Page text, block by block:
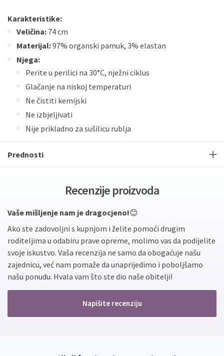
Karakteristike:
Veličina: 74 cm
Materijal:97% organski pamuk, 3% elastan
Njega:
Perite u perilici na 30°C, nježni ciklus
Glačanje na niskoj temperaturi
Ne čistiti kemijski
Ne izbjeljivati
Nije prikladno za sušilicu rublja
Prednosti
Recenzije proizvoda
Vaše mišljenje nam je dragocjeno!😊
Ako ste zadovoljni s kupnjom i želite pomoći drugim
roditeljima u odabiru prave opreme, molimo vas da podijelite
svoje iskustvo. Vaša recenzija ne samo da obogaćuje našu
zajednicu, već nam pomaže da unaprijedimo i poboljšamo
našu ponudu. Hvala vam što ste dio naše obitelji!
Napišite recenziju